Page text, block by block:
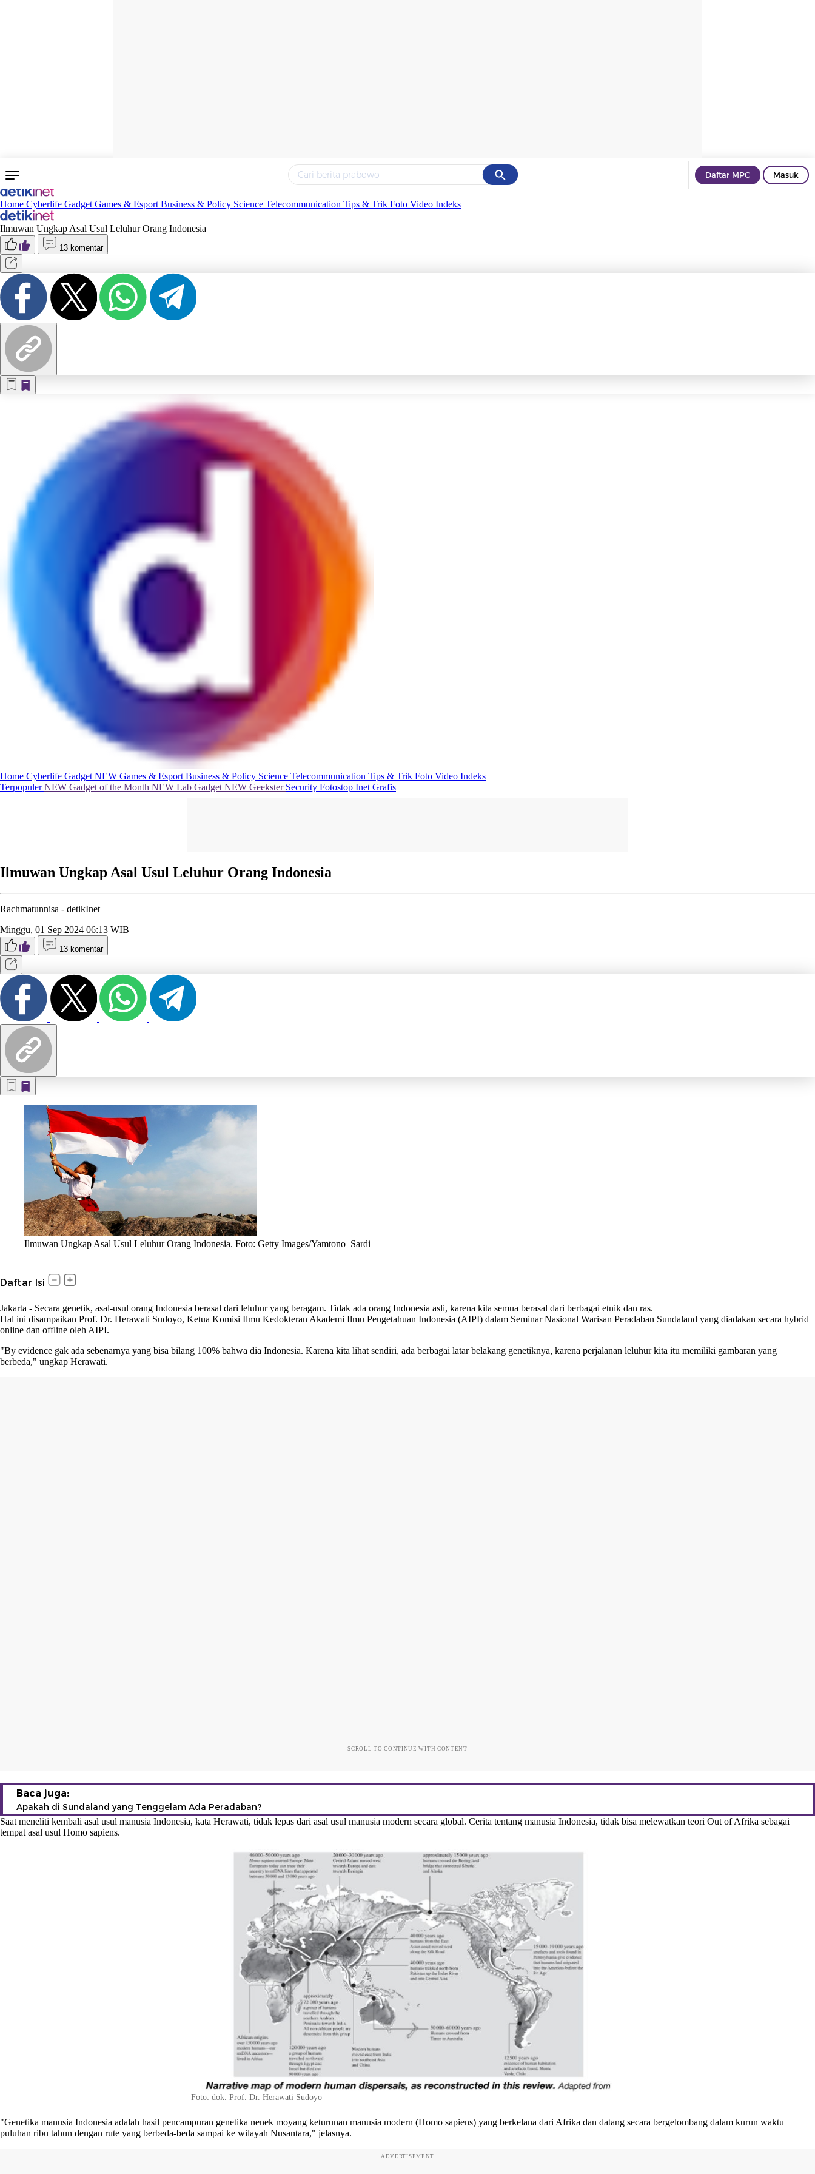
Cancel
Yang sedang ramai dicari
Terakhir yang dicari
Daftar MPC Masuk
Home Cyberlife Gadget Games & Esport Business & Policy Science Telecommunication Tips & Trik Foto Video Indeks
Ilmuwan Ungkap Asal Usul Leluhur Orang Indonesia
13 komentar
Home Cyberlife Gadget NEW Games & Esport Business & Policy Science Telecommunication Tips & Trik Foto Video Indeks
TerpopulerNEW Gadget of the Month NEW Lab Gadget NEW Geekster Security Fotostop Inet Grafis
Ilmuwan Ungkap Asal Usul Leluhur Orang Indonesia
Rachmatunnisa - detikInet
Minggu, 01 Sep 2024 06:13 WIB
13 komentar
Ilmuwan Ungkap Asal Usul Leluhur Orang Indonesia. Foto: Getty Images/Yamtono_Sardi
Daftar Isi
Jakarta - Secara genetik, asal-usul orang Indonesia berasal dari leluhur yang beragam. Tidak ada orang Indonesia asli, karena kita semua berasal dari berbagai etnik dan ras.
Hal ini disampaikan Prof. Dr. Herawati Sudoyo, Ketua Komisi Ilmu Kedokteran Akademi Ilmu Pengetahuan Indonesia (AIPI) dalam Seminar Nasional Warisan Peradaban Sundaland yang diadakan secara hybrid
online dan offline oleh AIPI.
"By evidence gak ada sebenarnya yang bisa bilang 100% bahwa dia Indonesia. Karena kita lihat sendiri, ada berbagai latar belakang genetiknya, karena perjalanan leluhur kita itu memiliki gambaran yang
berbeda," ungkap Herawati.
SCROLL TO CONTINUE WITH CONTENT
Baca juga:
Apakah di Sundaland yang Tenggelam Ada Peradaban?
Saat meneliti kembali asal usul manusia Indonesia, kata Herawati, tidak lepas dari asal usul manusia modern secara global. Cerita tentang manusia Indonesia, tidak bisa melewatkan teori Out of Afrika sebagai
tempat asal usul Homo sapiens.
Foto: dok. Prof. Dr. Herawati Sudoyo
"Genetika manusia Indonesia adalah hasil pencampuran genetika nenek moyang keturunan manusia modern (Homo sapiens) yang berkelana dari Afrika dan datang secara bergelombang dalam kurun waktu
puluhan ribu tahun dengan rute yang berbeda-beda sampai ke wilayah Nusantara," jelasnya.
ADVERTISEMENT